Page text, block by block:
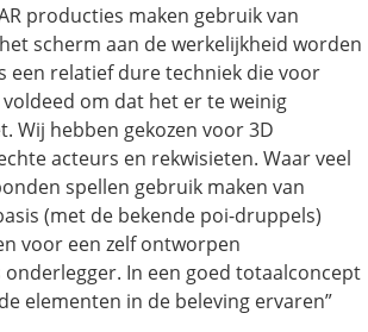
producties maken gebruik van
scherm aan de werkelijkheid worden
een relatief dure techniek die voor
om dat het er te weinig
Wij hebben gekozen voor 3D
acteurs en rekwisieten. Waar veel
spellen gebruik maken van
(met de bekende poi-druppels)
voor een zelf ontworpen
onderlegger. In een goed totaalconcept
elementen in de beleving ervaren”